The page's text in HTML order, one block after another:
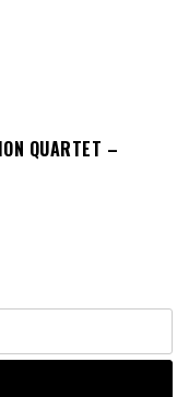
QUARTET –